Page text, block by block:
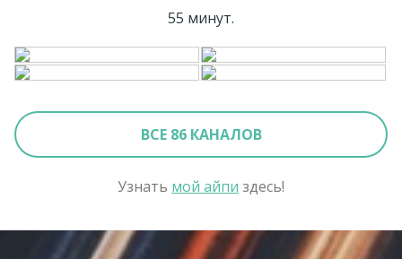
55 минут.
ВСЕ 86 КАНАЛОВ
Узнать мой айпи здесь!